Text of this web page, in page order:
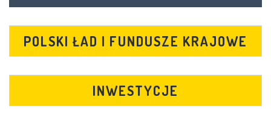
POLSKI ŁAD I FUNDUSZE KRAJOWE
INWESTYCJE